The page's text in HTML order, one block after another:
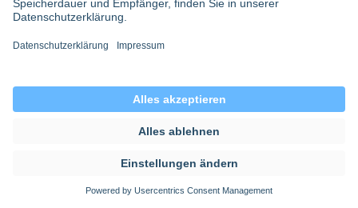
Jetzt mehr erfahren